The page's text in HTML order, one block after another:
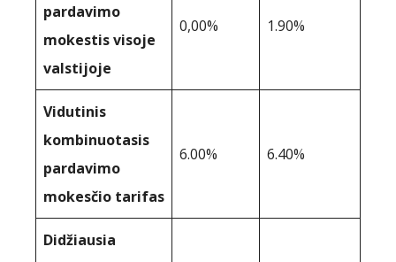
pardavimo
mokestis visoje
valstijoje
0,00% 1.90%
Vidutinis
kombinuotasis
pardavimo
mokesčio tarifas
6.00% 6.40%
Didžiausia